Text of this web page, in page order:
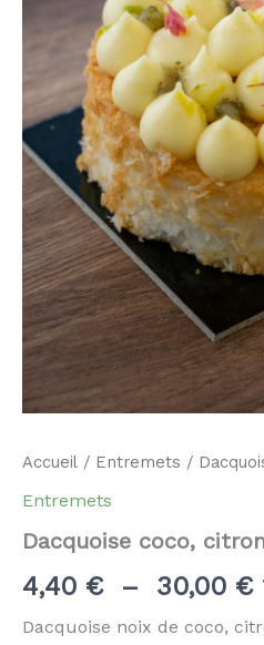
Accueil / Entremets /
Entremets
Dacquoise coco,
4,40 € – 30,00 €
Dacquoise noix de coco,